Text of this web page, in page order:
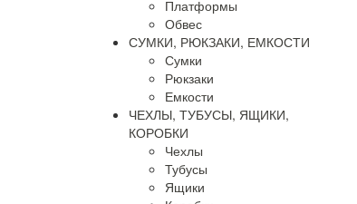
Платформы
Обвес
СУМКИ, РЮКЗАКИ, ЕМКОСТИ
Сумки
Рюкзаки
Емкости
ЧЕХЛЫ, ТУБУСЫ, ЯЩИКИ,
КОРОБКИ
Чехлы
Тубусы
Ящики